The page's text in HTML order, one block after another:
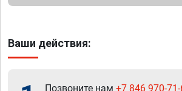
Ваши действия:
Позвоните нам +7 846 970-71-